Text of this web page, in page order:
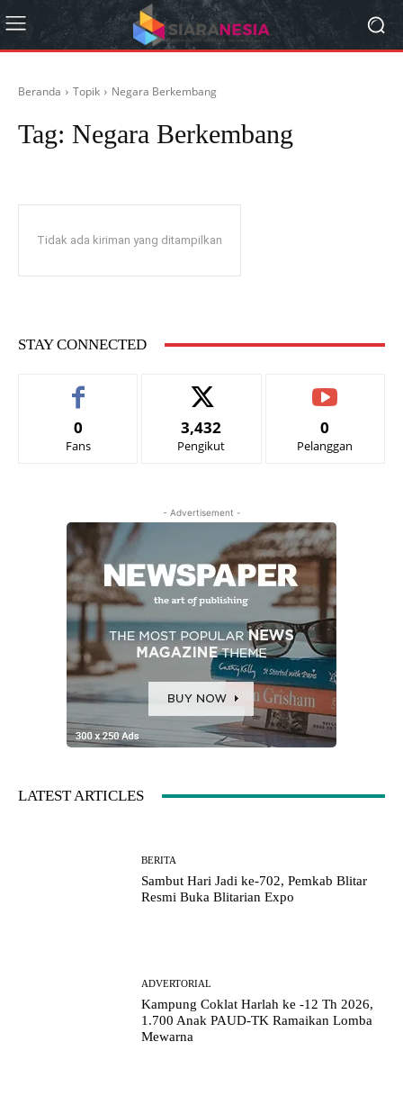
Beranda Topik Negara Berkembang
Tag: Negara Berkembang
Tidak ada kiriman yang ditampilkan
STAY CONNECTED
0
Fans
3,432
Pengikut
0
Pelanggan
- Advertisement -
LATEST ARTICLES
BERITA
Sambut Hari Jadi ke-702, Pemkab Blitar
Resmi Buka Blitarian Expo
ADVERTORIAL
Kampung Coklat Harlah ke -12 Th 2026,
1.700 Anak PAUD-TK Ramaikan Lomba
Mewarna